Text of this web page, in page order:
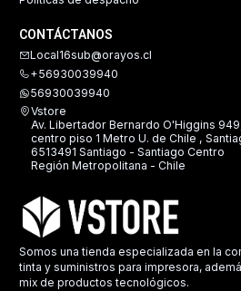
CONTÁCTANOS
Local16sub@orayos.cl
+56930039940
56930039940
Vstore
Av. Libertador Bernardo O'Higgins
centro piso 1 Metro U. de Chile ,
6513491 Santiago - Santiago Centro
Región Metropolitana - Chile
Somos una tienda especializada en la
tinta y suministros para impresora,
mix de productos tecnológicos.